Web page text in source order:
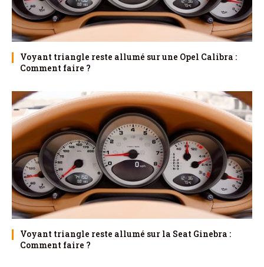
Voyant triangle reste allumé sur une Opel Calibra :
Comment faire ?
Voyant triangle reste allumé sur la Seat Ginebra :
Comment faire ?